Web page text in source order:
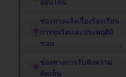
ออนไลน์
ช่องทางแจ้งเรื่องร้องเรียน
การทุจริตและประพฤติมิ
ชอบ
ช่องทางการรับฟังความ
คิดเห็น